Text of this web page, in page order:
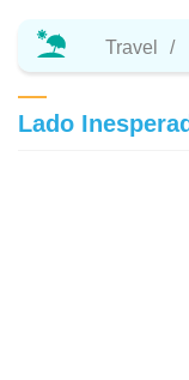
Travel
Lado